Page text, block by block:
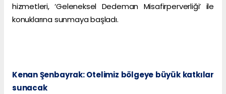
hizmetleri, ‘Geleneksel Dedeman Misafirperverliği’ ile
konuklarına sunmaya başladı.
Kenan Şenbayrak: Otelimiz bölgeye büyük katkılar
sunacak